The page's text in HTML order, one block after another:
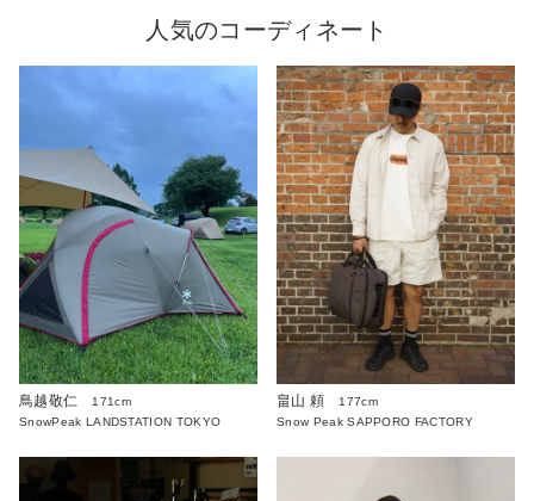
人気のコーディネート
鳥越敬仁
171cm
SnowPeak LANDSTATION TOKYO
畠山 頼
177cm
Snow Peak SAPPORO FACTORY